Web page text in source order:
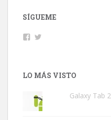
SÍGUEME
Facebook
LO MÁS VISTO
Galaxy Tab